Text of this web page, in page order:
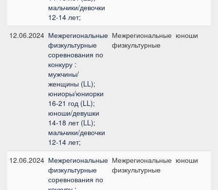
мальчики/девочки
12-14 лет;
12.06.2024 Межрегиональные
физкультурные
соревнования по
конкуру :
мужчины/
женщины (LL);
юниоры/юниорки
16-21 год (LL);
юноши/девушки
14-18 лет (LL);
мальчики/девочки
12-14 лет;
Межрегиональные
физкультурные
юноши
12.06.2024 Межрегиональные
физкультурные
соревнования по
Межрегиональные
физкультурные
юноши